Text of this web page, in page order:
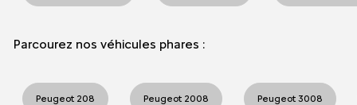
Parcourez nos véhicules phares :
Peugeot 208 Peugeot 2008 Peugeot 3008